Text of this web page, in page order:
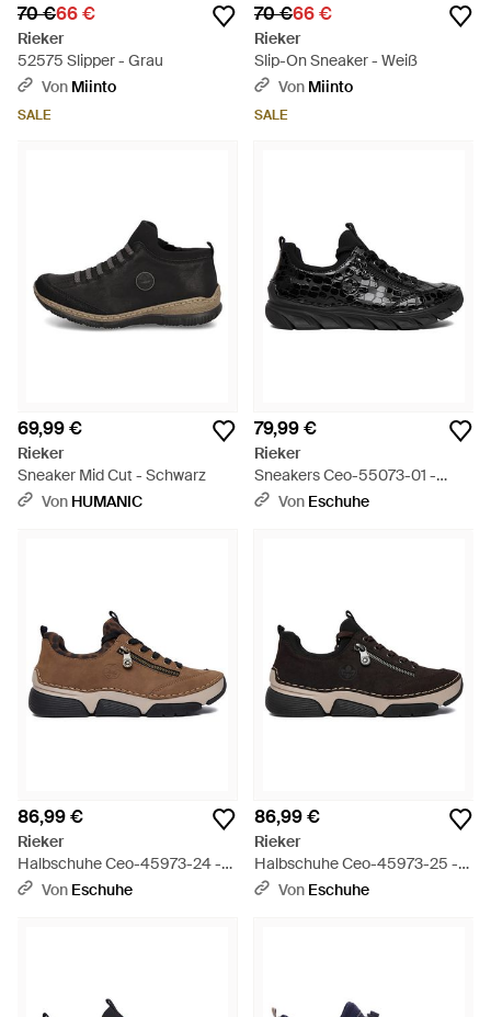
70 €66 €
Rieker
52575 Slipper - Grau
Von Miinto
SALE
70 €66 €
Rieker
Slip-On Sneaker - Weiß
Von Miinto
SALE
69,99 €
Rieker
Sneaker Mid Cut - Schwarz
Von HUMANIC
79,99 €
Rieker
Sneakers Ceo-55073-01 -
Schwarz
Von Eschuhe
86,99 €
Rieker
Halbschuhe Ceo-45973-24 -
Braun
Von Eschuhe
86,99 €
Rieker
Halbschuhe Ceo-45973-25 -
Schwarz
Von Eschuhe